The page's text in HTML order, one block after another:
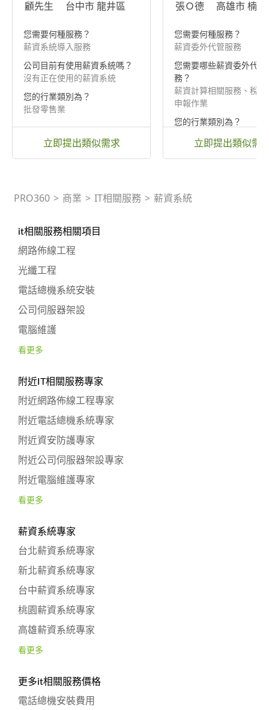
顧先生 台中市 龍井區
您需要何種服務？
薪資系統導入服務
公司目前有使用薪資系統嗎？
沒有正在使用的薪資系統
您的行業類別為？
批發零售業
立即提出類似需求
張Ｏ德 高雄市 楠
您需要何種服務？
薪資委外代管服務
您需要哪些薪資委外代管
務？
薪資計算相關服務、稅務
申報作業
您的行業類別為？
立即提出類似需
PRO360 > 商業 > IT相關服務 > 薪資系統
it相關服務相關項目
網路佈線工程
光纖工程
電話總機系統安裝
公司伺服器架設
電腦維護
看更多
附近IT相關服務專家
附近網路佈線工程專家
附近電話總機系統專家
附近資安防護專家
附近公司伺服器架設專家
附近電腦維護專家
看更多
薪資系統專家
台北薪資系統專家
新北薪資系統專家
台中薪資系統專家
桃園薪資系統專家
高雄薪資系統專家
看更多
更多it相關服務價格
電話總機安裝費用